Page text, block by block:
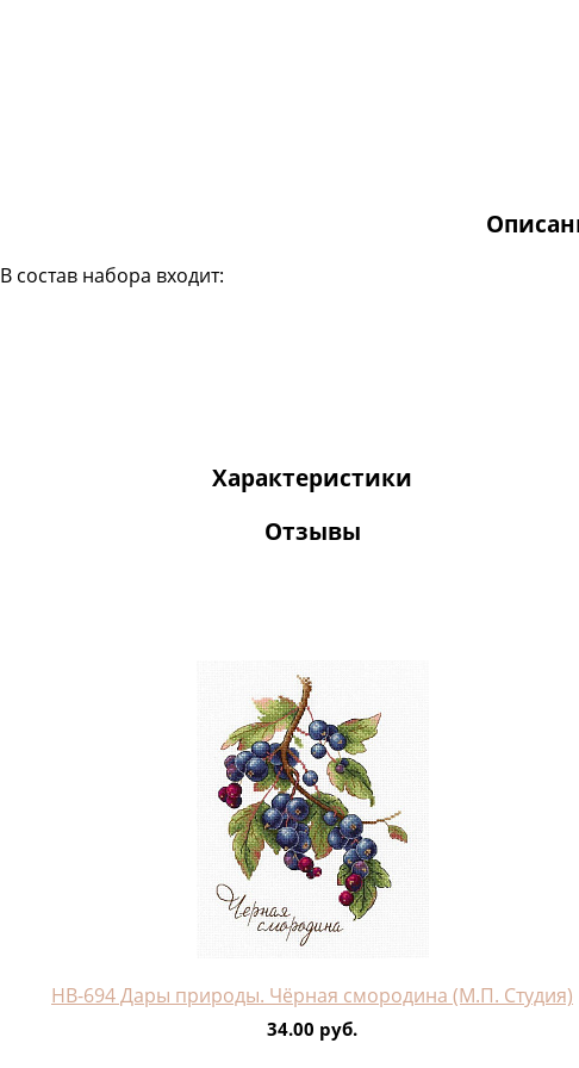
В состав набора входит:
Характеристики
Отзывы
НВ-694 Дары природы. Чёрная смородина (М.П. Студия)
34.00 руб.